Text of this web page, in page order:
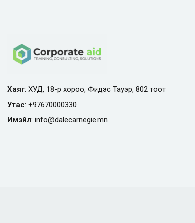
Хаяг: ХУД, 18-р хороо, Фидэс Тауэр, 802 тоот
Утас: +97670000330
Имэйл: info@dalecarnegie.mn